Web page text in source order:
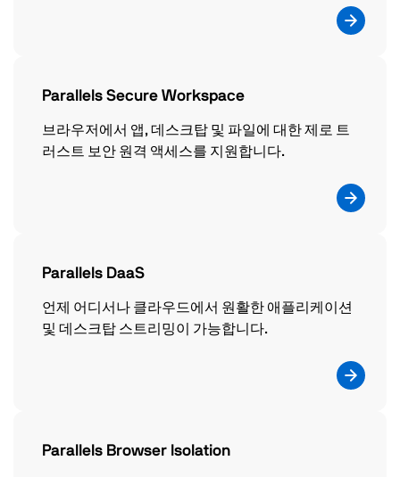
Parallels Secure Workspace
브라우저에서 앱, 데스크탑 및 파일에 대한 제로 트
러스트 보안 원격 액세스를 지원합니다.
Parallels DaaS
언제 어디서나 클라우드에서 원활한 애플리케이션
및 데스크탑 스트리밍이 가능합니다.
Parallels Browser Isolation